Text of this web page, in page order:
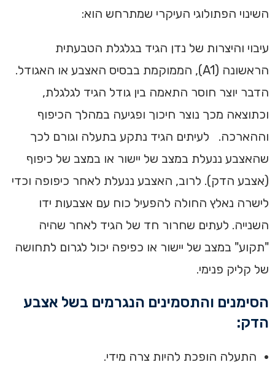
השינוי הפתולוגי העיקרי שמתרחש הוא:
עיבוי והיצרות של נדן הגיד בגלגלת הטבעתית
הראשונה (A1), הממוקמת בבסיס האצבע או האגודל.
הדבר יוצר חוסר התאמה בין גודל הגיד לגלגלת,
וכתוצאה מכך נוצר חיכוך ופגיעה במהלך הכיפוף
וההארכה. לעיתים הגיד נתקע בתעלה וגורם לכך
שהאצבע ננעלת במצב של יישור או במצב של כיפוף
(אצבע הדק). לרוב, האצבע ננעלת לאחר כיפופה וכדי
לישרה נאלץ החולה להפעיל כוח עם אצבעות ידו
השנייה. לעתים שחרור חד של הגיד לאחר שהיה
"תקוע" במצב של יישור או כפיפה יכול לגרום לתחושה
של קליק פנימי.
הסימנים והתסמינים הנגרמים בשל אצבע
הדק:
התעלה הופכת להיות צרה מידי.